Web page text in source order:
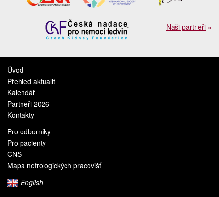
Naši partneři »
Úvod
Přehled aktualit
Kalendář
Partneři 2026
Kontakty
Pro odborníky
Pro pacienty
ČNS
Mapa nefrologických pracovišť
English